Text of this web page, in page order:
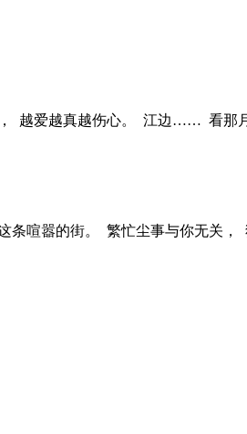
， 越爱越真越伤心。 江边…… 看那
条喧嚣的街。 繁忙尘事与你无关